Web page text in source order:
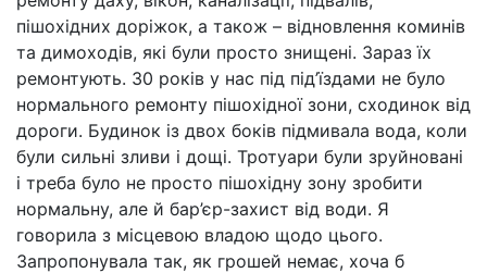
пішохідних доріжок, а також – відновлення коминів
та димоходів, які були просто знищені. Зараз їх
ремонтують. 30 років у нас під під’їздами не було
нормального ремонту пішохідної зони, сходинок від
дороги. Будинок із двох боків підмивала вода, коли
були сильні зливи і дощі. Тротуари були зруйновані
і треба було не просто пішохідну зону зробити
нормальну, але й бар’єр-захист від води. Я
говорила з місцевою владою щодо цього.
Запропонувала так, як грошей немає, хоча б